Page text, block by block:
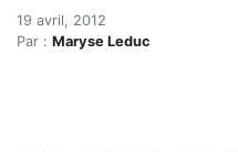
Accueil
Articles
Un toit entre
19 avril, 2012
Par : Maryse Leduc